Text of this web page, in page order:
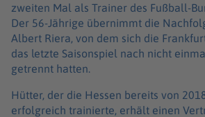
zweiten Mal als Trainer des Fußball-
Der 56-Jährige übernimmt die
Albert Riera, von dem sich die
das letzte Saisonspiel nach nicht
getrennt hatten.
Hütter, der die Hessen bereits von
erfolgreich trainierte, erhält einen